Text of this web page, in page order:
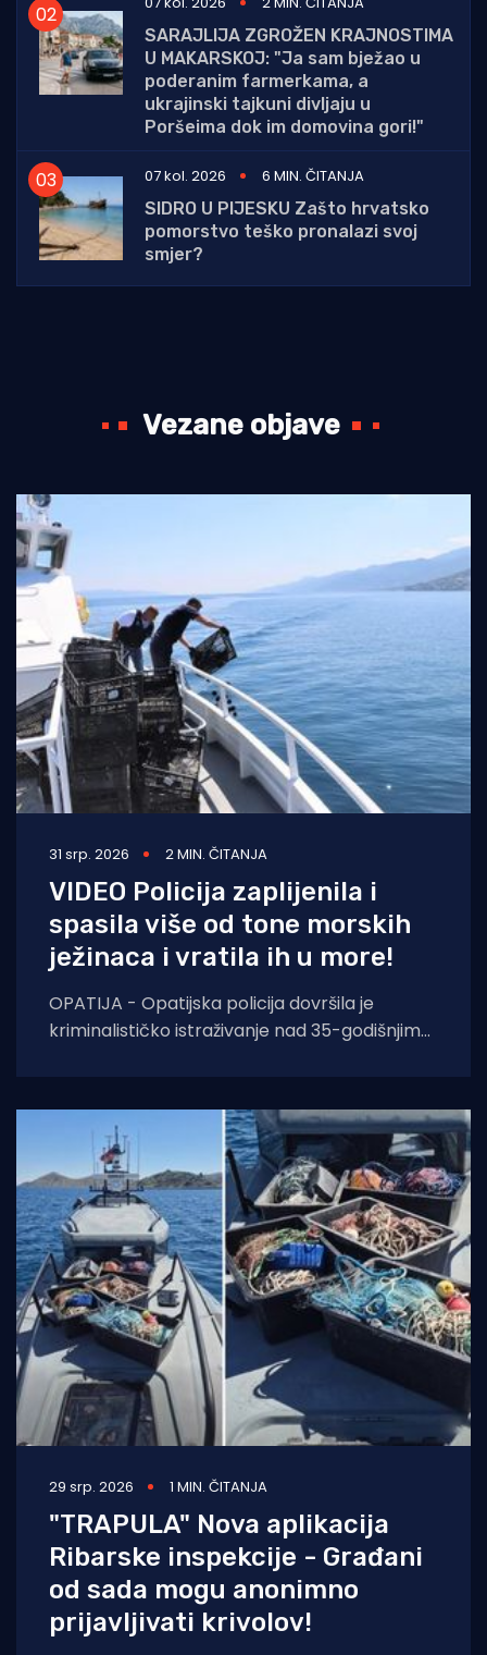
SARAJLIJA ZGROŽEN KRAJNOSTIMA
U MAKARSKOJ: "Ja sam bježao u
poderanim farmerkama, a
ukrajinski tajkuni divljaju u
Poršeima dok im domovina gori!"
07 kol. 2026
6 MIN. ČITANJA
SIDRO U PIJESKU Zašto hrvatsko
pomorstvo teško pronalazi svoj
smjer?
Vezane objave
31 srp. 2026 2 MIN. ČITANJA
VIDEO Policija zaplijenila i
spasila više od tone morskih
ježinaca i vratila ih u more!
OPATIJA - Opatijska policija dovršila je
kriminalističko istraživanje nad 35-godišnjim
29 srp. 2026 1 MIN. ČITANJA
"TRAPULA" Nova aplikacija
Ribarske inspekcije - Građani
od sada mogu anonimno
prijavljivati krivolov!